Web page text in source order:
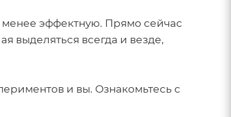
менее эффектную. Прямо сейчас
выделяться всегда и везде,
и вы. Ознакомьтесь с